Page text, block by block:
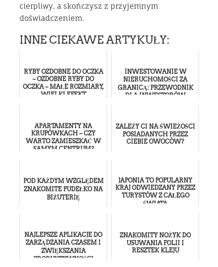
cierpliwy, a skończysz z przyjemnym
doświadczeniem.
INNE CIEKAWE ARTYKUŁY:
RYBY OZDOBNE DO OCZKA
– OZDOBNE RYBY DO
OCZKA – MAŁE ROZMIARY,
WIELKI EFEKT
INWESTOWANIE W
NIERUCHOMOŚCI ZA
GRANICĄ: PRZEWODNIK
DLA INWESTORÓW
APARTAMENTY NA
KRUPÓWKACH – CZY
WARTO ZAMIESZKAĆ W
SAMYM CENTRUM?
ZALEŻY CI NA ŚWIEŻOŚCI
POSIADANYCH PRZEZ
CIEBIE OWOCÓW?
POD KAŻDYM WZGLĘDEM
ZNAKOMITE PUDEŁKO NA
BIŻUTERIĘ
JAPONIA TO POPULARNY
KRAJ ODWIEDZANY PRZEZ
TURYSTÓW Z CAŁEGO
ŚWIATA
NAJLEPSZE APLIKACJE DO
ZARZĄDZANIA CZASEM I
ZWIĘKSZANIA
PRODUKTYWNOŚCI
ZNAKOMITY NOŻYK DO
USUWANIA FOLII I
RESZTEK KLEJU